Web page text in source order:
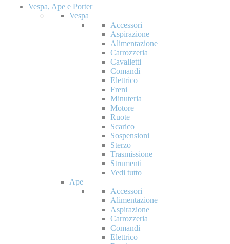
Vespa, Ape e Porter
Vespa
Accessori
Aspirazione
Alimentazione
Carrozzeria
Cavalletti
Comandi
Elettrico
Freni
Minuteria
Motore
Ruote
Scarico
Sospensioni
Sterzo
Trasmissione
Strumenti
Vedi tutto
Ape
Accessori
Alimentazione
Aspirazione
Carrozzeria
Comandi
Elettrico